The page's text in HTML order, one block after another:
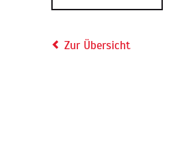
Zur Übersicht